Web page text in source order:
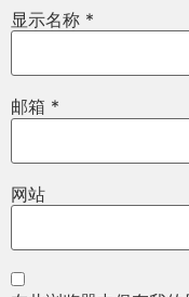
显示名称 *
邮箱 *
网站